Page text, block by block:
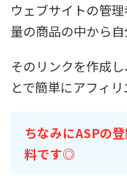
ウェブサイトの管
量の商品の中から自
そのリンクを作成
とで簡単にアフィリ
ちなみにASPの
料です◎